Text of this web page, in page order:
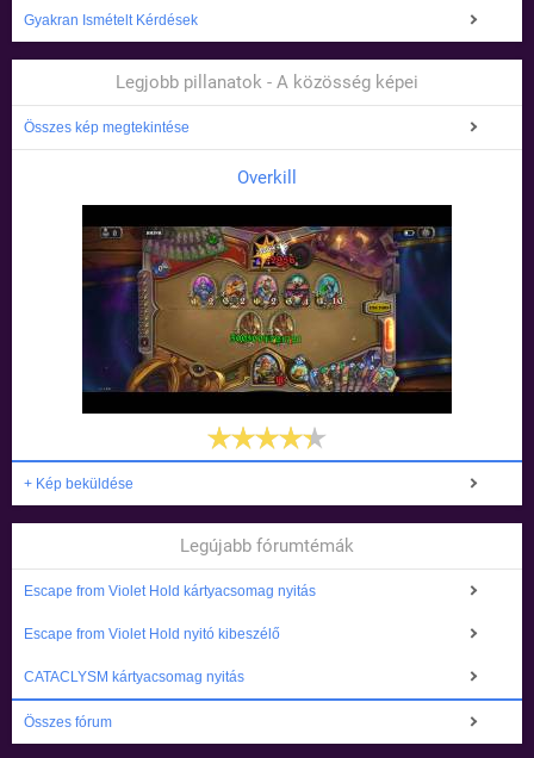
Gyakran Ismételt Kérdések
Legjobb pillanatok - A közösség képei
Összes kép megtekintése
Overkill
+ Kép beküldése
Legújabb fórumtémák
Escape from Violet Hold kártyacsomag nyitás
Escape from Violet Hold nyitó kibeszélő
CATACLYSM kártyacsomag nyitás
Összes fórum